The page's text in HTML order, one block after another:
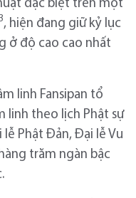
đặc biệt trên một
, hiện đang giữ kỷ lục
ở độ cao cao nhất
linh Fansipan tổ
linh theo lịch Phật sự
Phật Đản, Đại lễ Vu
trăm ngàn bậc